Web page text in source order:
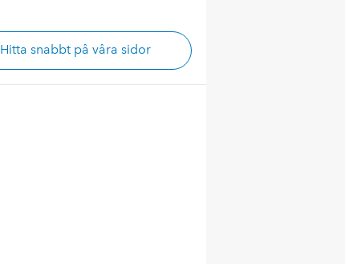
Hitta snabbt på våra sidor